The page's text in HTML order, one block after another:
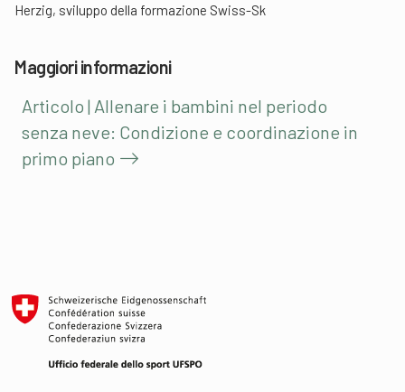
Herzig, sviluppo della formazione Swiss-Sk
Maggiori informazioni
Articolo | Allenare i bambini nel periodo
senza neve: Condizione e coordinazione in
primo piano